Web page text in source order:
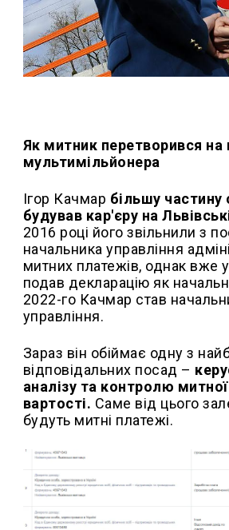
Як митник перетворився на
мультимільйонера
Ігор Качмар більшу частину
будував кар'єру на
2016 році його звільнили з
начальника управління
митних платежів, однак вже
подав декларацію як
2022-го Качмар став
управління.
Зараз він обіймає одну з
відповідальних посад –
аналізу та контролю митної
вартості. Саме від цього
будуть митні платежі.